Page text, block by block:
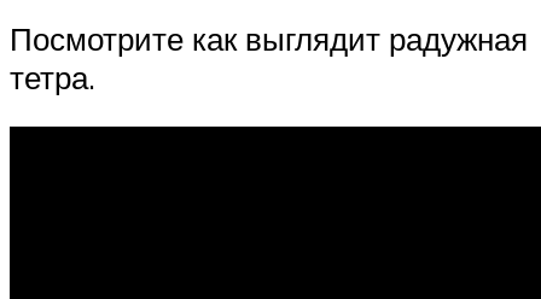
Посмотрите как выглядит радужная
тетра.